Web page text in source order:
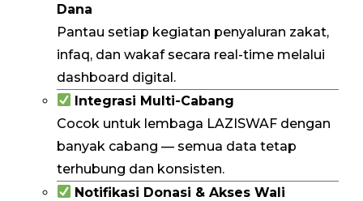
Dana
Pantau setiap kegiatan penyaluran zakat,
infaq, dan wakaf secara real-time melalui
dashboard digital.
Integrasi Multi-Cabang
Cocok untuk lembaga LAZISWAF dengan
banyak cabang — semua data tetap
terhubung dan konsisten.
Notifikasi Donasi & Akses Wali